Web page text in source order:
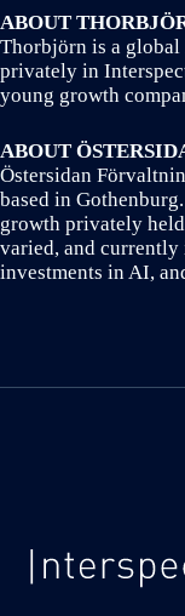
ABOUT
Thorbjörn is a global
privately in
young growth
ABOUT
Östersidan
based in
growth privately
varied, and
investments in AI,